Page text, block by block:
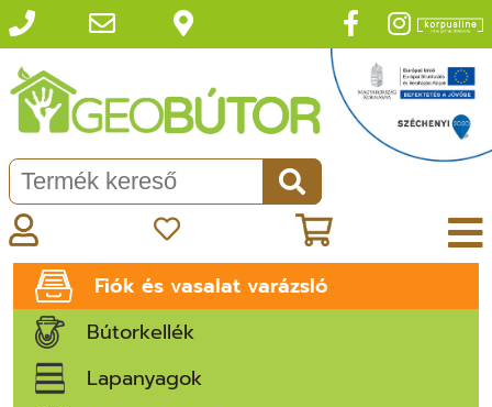
Fiók és vasalat varázsló
Bútorkellék
Lapanyagok